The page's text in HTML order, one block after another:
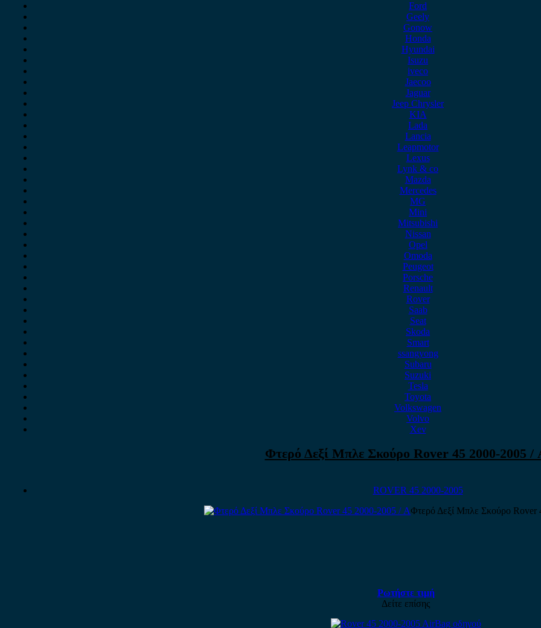
Ford
Geely
Gonow
Honda
Hyundai
Isuzu
iveco
Jaecoo
Jaguar
Jeep Chrysler
KIA
Lada
Lancia
Leapmotor
Lexus
Lynk & co
Mazda
Mercedes
MG
Mini
Mitsubishi
Nissan
Opel
Omoda
Peugeot
Porsche
Renault
Rover
Saab
Seat
Skoda
Smart
ssangyong
Subaru
Suzuki
Tesla
Toyota
Volkswagen
Volvo
Xev
Φτερό Δεξί Μπλε Σκούρο Rover 45 2000-2005 /
ROVER 45 2000-2005
Φτερό Δεξί Μπλε Σκούρο
Ρωτήστε τιμή
Δείτε επίσης